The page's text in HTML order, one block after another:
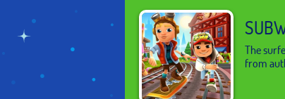
The
from